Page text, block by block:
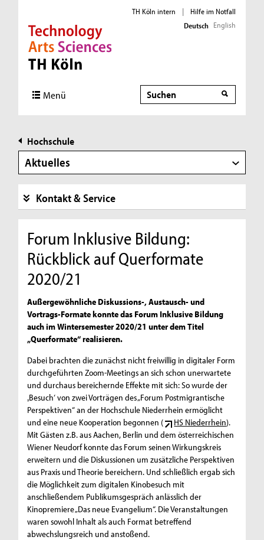
Direkt zur Hauptnavigation
Direkt zur Subnavigation
Direkt zum Inhalt
Direkt zum Fußbereich
TH Köln intern |
Hilfe im Notfall
Deutsch English
Menü Suche
Hochschule
Aktuelles
Kontakt & Service
Forum Inklusive Bildung:
Rückblick auf Querformate
2020/21
Außergewöhnliche Diskussions-, Austausch- und
Vortrags-Formate konnte das Forum Inklusive Bildung
auch im Wintersemester 2020/21 unter dem Titel
„Querformate“ realisieren.
Dabei brachten die zunächst nicht freiwillig in digitaler Form
durchgeführten Zoom-Meetings an sich schon unerwartete
und durchaus bereichernde Effekte mit sich: So wurde der
‚Besuch‘ von zwei Vorträgen des „Forum Postmigrantische
Perspektiven“ an der Hochschule Niederrhein ermöglicht
und eine neue Kooperation begonnen (
HS Niederrhein).
Mit Gästen z.B. aus Aachen, Berlin und dem österreichischen
Wiener Neudorf konnte das Forum seinen Wirkungskreis
erweitern und die Diskussionen um zusätzliche Perspektiven
aus Praxis und Theorie bereichern. Und schließlich ergab sich
die Möglichkeit zum digitalen Kinobesuch mit
anschließendem Publikumsgespräch anlässlich der
Kinopremiere „Das neue Evangelium“. Die Veranstaltungen
waren sowohl Inhalt als auch Format betreffend
abwechslungsreich und anstoßend.